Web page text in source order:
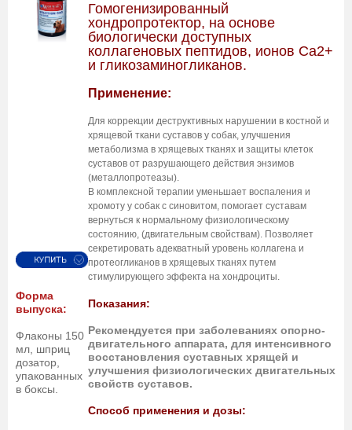
Гомогенизированный
хондропротектор, на основе
биологически доступных
коллагеновых пептидов, ионов Са2+
и гликозаминогликанов.
Применение:
Для коррекции деструктивных нарушении в костной и
хрящевой ткани суставов у собак, улучшения
метаболизма в хрящевых тканях и защиты клеток
суставов от разрушающего действия энзимов
(металлопротеазы).
В комплексной терапии уменьшает воспаления и
хромоту у собак с синовитом, помогает суставам
вернуться к нормальному физиологическому
состоянию, (двигательным свойствам). Позволяет
секретировать адекватный уровень коллагена и
протеогликанов в хрящевых тканях путем
стимулирующего эффекта на хондроциты.
Показания:
Рекомендуется при заболеваниях опорно-
двигательного аппарата, для интенсивного
восстановления суставных хрящей и
улучшения физиологических двигательных
свойств суставов.
Способ применения и дозы:
Форма
выпуска:
Флаконы 150
мл, шприц
дозатор,
упакованных
в боксы.